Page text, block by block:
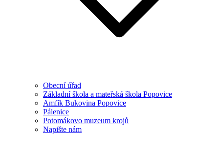
Obecní úřad
Základní škola a mateřská škola Popovice
Amfík Bukovina Popovice
Pálenice
Potomákovo muzeum krojů
Napište nám